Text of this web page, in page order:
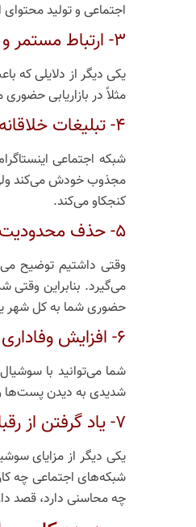
اجتماعی و تولید
3- ارتباط مستمر و بهینه با مشتریان
یکی دیگر از دلایلی که
مثلاً در بازاریابی
4- تبلیغات خلاقانه و کاربرپسند
شبکه اجتماعی
مجذوب خودش می‌کند ولی
کنجکاو می‌کند.
5- حذف محدودیت جغرافیایی
وقتی داشتیم توضیح
می‌گیرد. بنابراین وقتی
حضوری شما به کل شهر
6- افزایش وفاداری مشتریان
شما می‌توانید با
شدیدی به دیدن پست‌ها و
7- یاد گرفتن از رقبای خودتان
یکی دیگر از مزایای
شبکه‌های اجتماعی چه
چه محاسنی دارد، قصد